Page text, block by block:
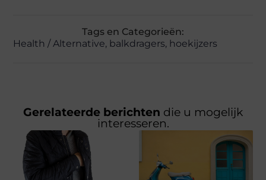
Tags en Categorieën:
Health / Alternative, balkdragers, hoekijzers
Gerelateerde berichten die u mogelijk
interesseren.